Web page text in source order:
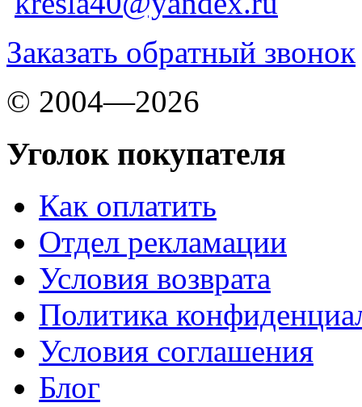
Заказать обратный звонок
© 2004—2026
Уголок покупателя
Как оплатить
Отдел рекламации
Условия возврата
Политика
Условия соглашения
Блог